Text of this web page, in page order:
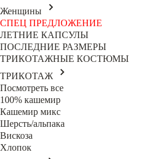
Женщины
СПЕЦ ПРЕДЛОЖЕНИЕ
ЛЕТНИЕ КАПСУЛЫ
ПОСЛЕДНИЕ РАЗМЕРЫ
ТРИКОТАЖНЫЕ КОСТЮМЫ
ТРИКОТАЖ
Посмотреть все
100% кашемир
Кашемир микс
Шерсть/альпака
Вискоза
Хлопок